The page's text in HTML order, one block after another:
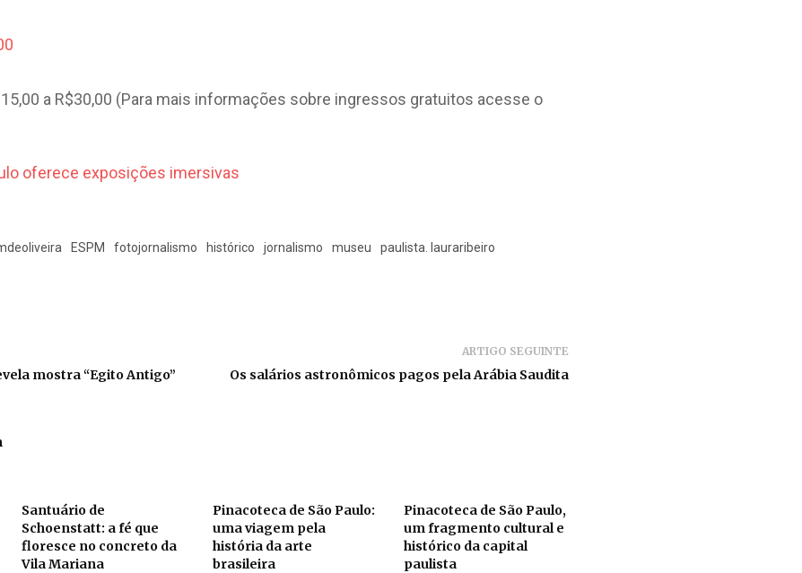
a R$30,00 (Para mais informações sobre ingressos gratuitos acesse o
ESPM fotojornalismo histórico jornalismo museu
paulista. lauraribeiro
mostra “Egito Antigo”
ARTIGO SEGUINTE
Os salários astronômicos pagos pela Arábia Saudita
Santuário de
Schoenstatt: a fé que
floresce no concreto da
Vila Mariana
Pinacoteca de São Paulo:
uma viagem pela
história da arte
brasileira
Pinacoteca de São Paulo,
um fragmento cultural e
histórico da capital
paulista